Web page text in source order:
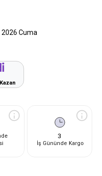
Cuma
3
İş Gününde Kargo